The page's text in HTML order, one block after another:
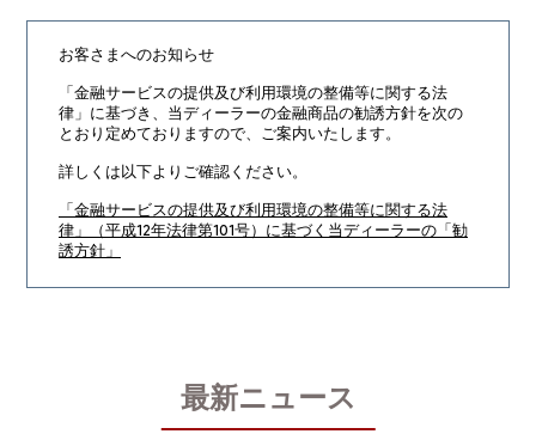
お客さまへのお知らせ
「金融サービスの提供及び利用環境の整備等に関する法
律」に基づき、 当ディーラーの金融商品の勧誘方針を次の
とおり定めておりますので、ご案内いたします。
詳しくは以下よりご確認ください。
「金融サービスの提供及び利用環境の整備等に関する法
律」（平成12年法律第101号）に基づく当ディーラーの「勧
誘方針」
最新ニュース